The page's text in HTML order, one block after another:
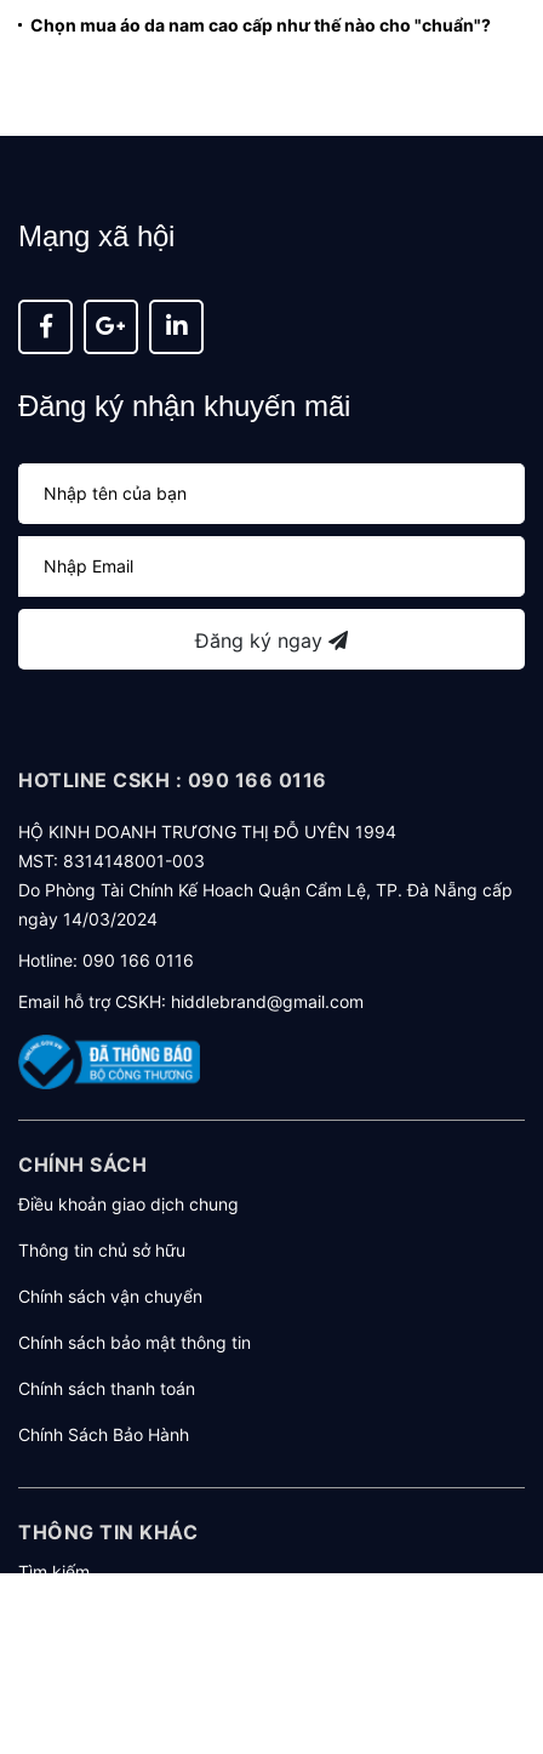
Chọn mua áo da nam cao cấp như thế nào cho "chuẩn"?
Mạng xã hội
Đăng ký nhận khuyến mãi
Đăng ký ngay
HOTLINE CSKH : 090 166 0116
HỘ KINH DOANH TRƯƠNG THỊ ĐỖ UYÊN 1994
MST: 8314148001-003
Do Phòng Tài Chính Kế Hoach Quận Cẩm Lệ, TP. Đà Nẵng cấp
ngày 14/03/2024
Hotline: 090 166 0116
Email hỗ trợ CSKH: hiddlebrand@gmail.com
CHÍNH SÁCH
Điều khoản giao dịch chung
Thông tin chủ sở hữu
Chính sách vận chuyển
Chính sách bảo mật thông tin
Chính sách thanh toán
Chính Sách Bảo Hành
THÔNG TIN KHÁC
Tìm kiếm